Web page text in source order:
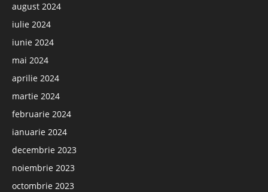
august 2024
iulie 2024
iunie 2024
mai 2024
aprilie 2024
martie 2024
februarie 2024
ianuarie 2024
decembrie 2023
noiembrie 2023
octombrie 2023